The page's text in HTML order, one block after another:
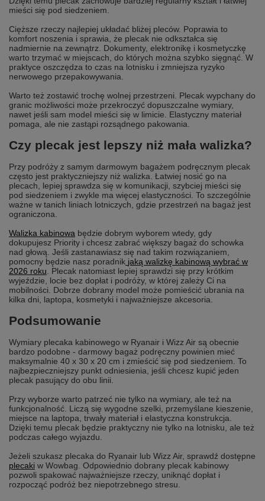
mieści się pod siedzeniem.
Cięższe rzeczy najlepiej układać bliżej pleców. Poprawia to
komfort noszenia i sprawia, że plecak nie odkształca się
nadmiernie na zewnątrz. Dokumenty, elektronikę i kosmetyczkę
warto trzymać w miejscach, do których można szybko sięgnąć. W
praktyce oszczędza to czas na lotnisku i zmniejsza ryzyko
nerwowego przepakowywania.
Warto też zostawić trochę wolnej przestrzeni. Plecak wypchany do
granic możliwości może przekroczyć dopuszczalne wymiary,
nawet jeśli sam model mieści się w limicie. Elastyczny materiał
pomaga, ale nie zastąpi rozsądnego pakowania.
Czy plecak jest lepszy niż mała walizka?
Przy podróży z samym darmowym bagażem podręcznym plecak
często jest praktyczniejszy niż walizka. Łatwiej nosić go na
plecach, lepiej sprawdza się w komunikacji, szybciej mieści się
pod siedzeniem i zwykle ma więcej elastyczności. To szczególnie
ważne w tanich liniach lotniczych, gdzie przestrzeń na bagaż jest
ograniczona.
Walizka kabinowa będzie dobrym wyborem wtedy, gdy
dokupujesz Priority i chcesz zabrać większy bagaż do schowka
nad głową. Jeśli zastanawiasz się nad takim rozwiązaniem,
pomocny będzie nasz poradnik jaką walizkę kabinową wybrać w
2026 roku . Plecak natomiast lepiej sprawdzi się przy krótkim
wyjeździe, locie bez dopłat i podróży, w której zależy Ci na
mobilności. Dobrze dobrany model może pomieścić ubrania na
kilka dni, laptopa, kosmetyki i najważniejsze akcesoria.
Podsumowanie
Wymiary plecaka kabinowego w Ryanair i Wizz Air są obecnie
bardzo podobne - darmowy bagaż podręczny powinien mieć
maksymalnie 40 x 30 x 20 cm i zmieścić się pod siedzeniem. To
najbezpieczniejszy punkt odniesienia, jeśli chcesz kupić jeden
plecak pasujący do obu linii.
Przy wyborze warto patrzeć nie tylko na wymiary, ale też na
funkcjonalność. Liczą się wygodne szelki, przemyślane kieszenie,
miejsce na laptopa, trwały materiał i elastyczna konstrukcja.
Dzięki temu plecak będzie praktyczny nie tylko na lotnisku, ale też
podczas całego wyjazdu.
Jeżeli szukasz plecaka do Ryanair lub Wizz Air, sprawdź dostępne
plecaki w Wowbag. Odpowiednio dobrany plecak kabinowy
pozwoli spakować najważniejsze rzeczy, uniknąć dopłat i
rozpocząć podróż bez niepotrzebnego stresu.